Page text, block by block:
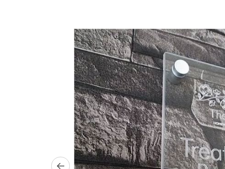
d’images